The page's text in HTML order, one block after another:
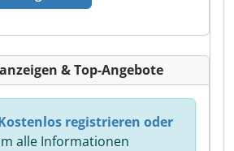
& Top-Angebote
registrieren oder
alle Informationen